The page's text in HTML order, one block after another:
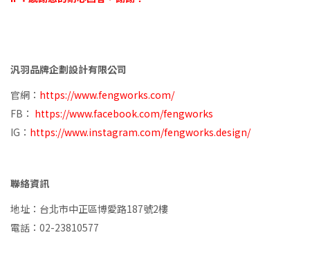
汎羽品牌企劃設計有限公司
官網： https://www.fengworks.com/
FB： https://www.facebook.com/fengworks
IG： https://www.instagram.com/fengworks.design/
聯絡資訊
地址：台北市中正區博愛路187號2樓
電話：02-23810577